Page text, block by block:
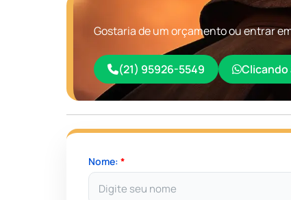
Gostaria de um orçamento ou entrar
(21) 95926-5549 Clicando
Nome:*